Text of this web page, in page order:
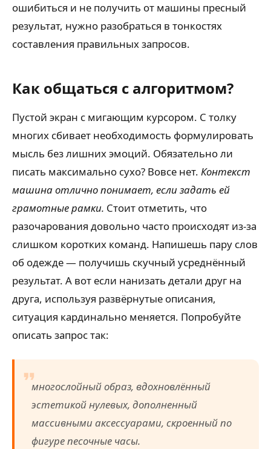
ошибиться и не получить от машины пресный
результат, нужно разобраться в тонкостях
составления правильных запросов.
Как общаться с алгоритмом?
Пустой экран с мигающим курсором. С толку
многих сбивает необходимость формулировать
мысль без лишних эмоций. Обязательно ли
писать максимально сухо? Вовсе нет. Контекст
машина отлично понимает, если задать ей
грамотные рамки. Стоит отметить, что
разочарования довольно часто происходят из-за
слишком коротких команд. Напишешь пару слов
об одежде — получишь скучный усреднённый
результат. А вот если нанизать детали друг на
друга, используя развёрнутые описания,
ситуация кардинально меняется. Попробуйте
описать запрос так:
многослойный образ, вдохновлённый
эстетикой нулевых, дополненный
массивными аксессуарами, скроенный по
фигуре песочные часы.